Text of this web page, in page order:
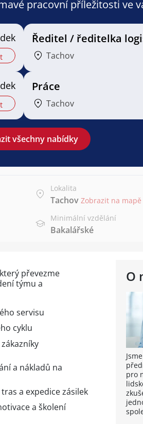
pracovní příležitosti ve
Ředitel / ředitelka
Tachov
Práce
Tachov
všechny nabídky
Lokalita
Tachov Zobrazit na mapě
Minimální vzdělání
Bakalářské
O
pro
převezme
týmu a
servisu
cyklu
a nákladů na
a expedice zásilek
a školení